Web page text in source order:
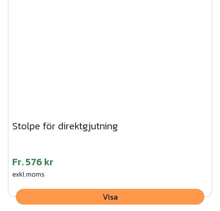
Stolpe för direktgjutning
Fr.576 kr
exkl.moms
Visa